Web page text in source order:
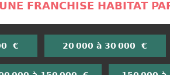
FRANCHISE HABITAT
€ 20 000 à 30 000 €